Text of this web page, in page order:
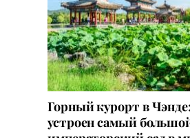
Горный курорт в
устроен самый